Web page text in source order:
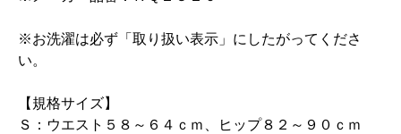
※お洗濯は必ず「取り扱い表示」にしたがってくださ
い。
【規格サイズ】
Ｓ：ウエスト５８～６４ｃｍ、ヒップ８２～９０ｃｍ